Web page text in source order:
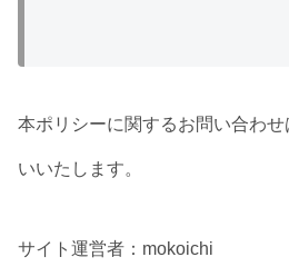
本ポリシーに関するお問い合わ
いいたします。
サイト運営者：mokoichi